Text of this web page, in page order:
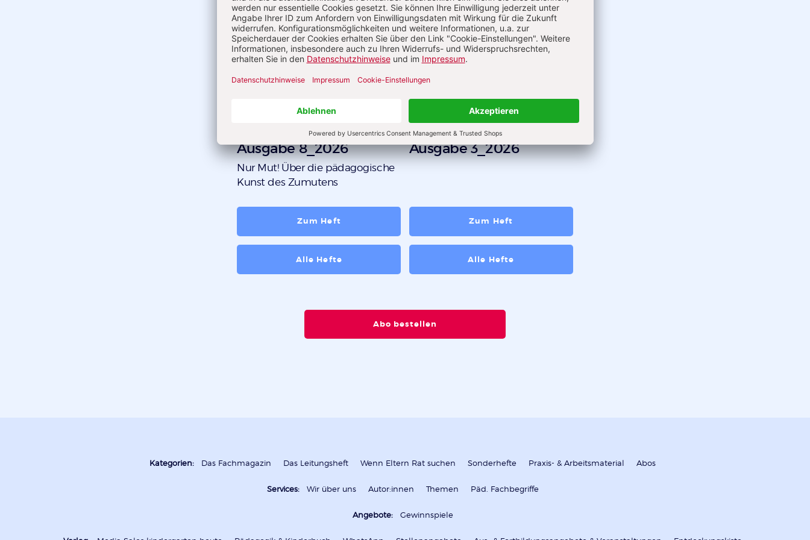
Ausgabe 8_2026
:
Nur Mut! Über die pädagogische
Kunst des Zumutens
Zum Heft
Alle Hefte
Ausgabe 3_2026
Zum Heft
Alle Hefte
Abo bestellen
Kategorien: Das Fachmagazin Das Leitungsheft Wenn Eltern Rat suchen Sonderhefte Praxis- & Arbeitsmaterial Abos
Services: Wir über uns Autor:innen Themen Päd. Fachbegriffe
Angebote: Gewinnspiele